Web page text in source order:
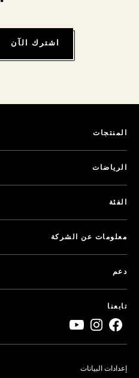
اشترك الآن
المنتجات
الرياضات
الفئة
معلومات عن الشركة
دعم
تابعنا
إعدادات البيانات